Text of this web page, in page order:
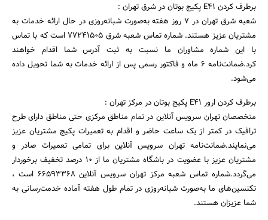
برطرف کردن E41 پکیج بوتان در شرق تهران :
شعبه شرق تهران در ۷ روز هفته به‌صورت شبانه‌روزی در حال ارائه خدمات به
مشتریان عزیز هستند. شماره تماس شعبه شرق ۷۷۲۴۱۵۰۵ است که با تماس
با این شماره مشاوران ما نسبت به ثبت آدرس شما اقدام خواهند
کرد.ضمانت‌نامه ۶ ماه و فاکتور رسمی پس از ارائه خدمات به شما تحویل داده
می‌شود.
برطرف کردن ارور E41 پکیج بوتان در مرکز تهران :
متخصصان تهران سرویس آنلاین در تمام مناطق مرکزی حتی مناطق دارای طرح
ترافیک در کمتر از یک ساعت حاضر و اقدام به تعمیرات پکیج مشتریان عزیز
می‌نمایند.ضمانت‌نامه تهران سرویس آنلاین برای تمامی تعمیرات صادر و
مشتریان عزیز با عضویت در باشگاه مشتریان ما از ۱۰ درصد تخفیف برخوردار
می‌گردد.شماره تماس شعبه مرکز تهران سرویس آنلاین ۶۶۵۹۳۳۶۸ است ،
تکنسین‌های ما به‌صورت شبانه‌روزی در تمام طول هفته آماده خدمت‌رسانی به
شما عزیزان هستند.